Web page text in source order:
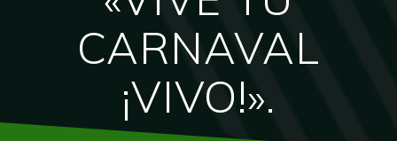
CARNAVAL
¡VIVO!».